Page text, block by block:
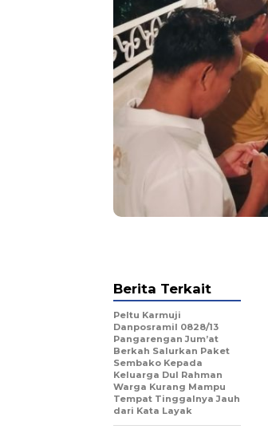
Berita Terkait
Peltu Karmuji
Danposramil 0828/13
Pangarengan Jum’at
Berkah Salurkan Paket
Sembako Kepada
Keluarga Dul Rahman
Warga Kurang Mampu
Tempat Tinggalnya Jauh
dari Kata Layak